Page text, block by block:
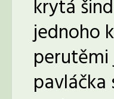
krytá
jednoho
perutěmi